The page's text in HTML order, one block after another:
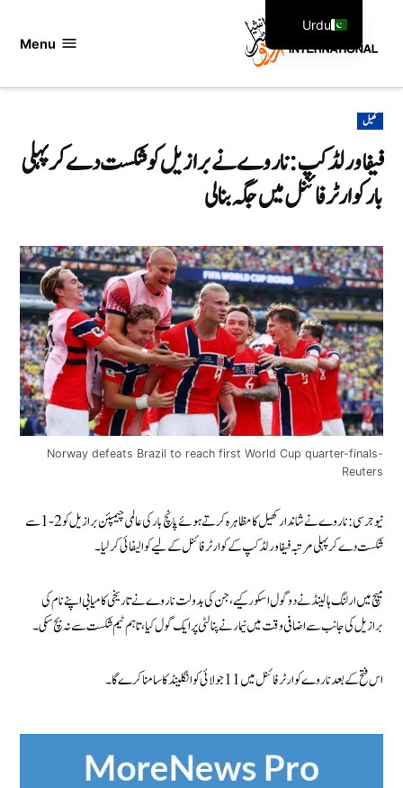
Menu
POSTED
IN
کھیل
فیفا ورلڈ کپ: ناروے نے برازیل کو شکست دے کر پہلی
بار کوارٹر فائنل میں جگہ بنا لی
Norway defeats Brazil to reach first World Cup quarter-finals-
Reuters
نیو جرسی: ناروے نے شاندار کھیل کا مظاہرہ کرتے ہوئے پانچ بار کی عالمی چیمپئن برازیل کو 2-1 سے
شکست دے کر پہلی مرتبہ فیفا ورلڈ کپ کے کوارٹر فائنل کے لیے کوالیفائی کر لیا۔
میچ میں ارلنگ ہالینڈ نے دو گول اسکور کیے، جن کی بدولت ناروے نے تاریخی کامیابی اپنے نام کی
برازیل کی جانب سے اضافی وقت میں نیمار نے پنالٹی پر ایک گول کیا، تاہم ٹیم شکست سے نہ بچ سکی۔
اس فتح کے بعد ناروے کوارٹر فائنل میں 11 جولائی کو انگلینڈ کا سامنا کرے گا۔
Urdu
English